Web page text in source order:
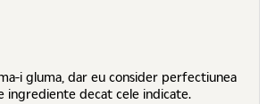
i gluma, dar eu consider perfectiunea
ingrediente decat cele indicate.